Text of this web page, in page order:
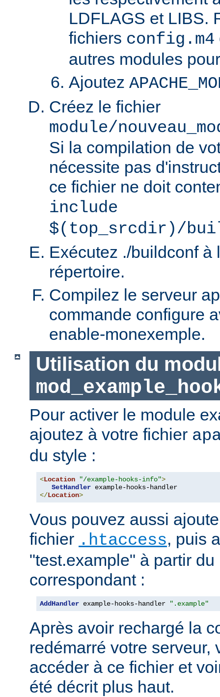
LDFLAGS et LIBS.
fichiers config.m4
autres modules
Ajoutez
Créez le fichier
module/
Si la compilation de
nécessite pas
ce fichier ne doit
include
$(top_srcdir)/
Exécutez ./buildconf à
répertoire.
Compilez le serveur
commande configure
enable-monexemple.
Utilisation du
Pour activer le module
ajoutez à votre fichier
du style :
<Location "/example-hooks-info">
SetHandler
</Location>
Vous pouvez aussi
fichier .htaccess, puis
"test.example" à partir du
correspondant :
AddHandler example-hooks-handler ".example"
Après avoir rechargé la
redémarré votre serveur,
accéder à ce fichier et
été décrit plus haut.